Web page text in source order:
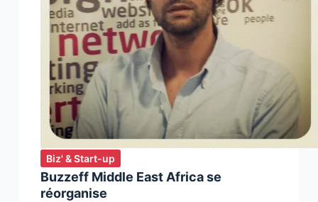
Biz' & Start-up
Buzzeff Middle East Africa se
réorganise